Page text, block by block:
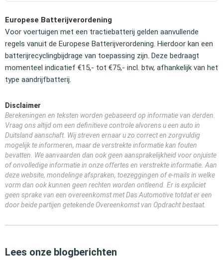
Europese Batterijverordening
Voor voertuigen met een tractiebatterij gelden aanvullende
regels vanuit de Europese Batterijverordening. Hierdoor kan een
batterijrecyclingbijdrage van toepassing zijn. Deze bedraagt
momenteel indicatief €15,- tot €75,- incl. btw, afhankelijk van het
type aandrijfbatterij.
Disclaimer
Berekeningen en teksten worden gebaseerd op informatie van derden.
Vraag ons altijd om een definitieve controle alvorens u een auto in
Duitsland aanschaft. Wij streven ernaar u zo correct en zorgvuldig
mogelijk te informeren, maar de verstrekte informatie kan fouten
bevatten. We aanvaarden dan ook geen aansprakelijkheid voor onjuiste
of onvolledige informatie in onze offertes en verstrekte informatie. Aan
deze website, mondelinge afspraken, toezeggingen of e-mails in welke
vorm dan ook kunnen geen rechten worden ontleend. Er is expliciet
geen sprake van een overeenkomst met Das Automotive totdat er een
door beide partijen getekende Overeenkomst van Opdracht bestaat.
Lees onze blogberichten